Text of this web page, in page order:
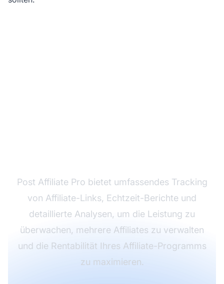
Post Affiliate Pro bietet umfassendes Tracking
von Affiliate-Links, Echtzeit-Berichte und
detaillierte Analysen, um die Leistung zu
überwachen, mehrere Affiliates zu verwalten
und die Rentabilität Ihres Affiliate-Programms
zu maximieren.